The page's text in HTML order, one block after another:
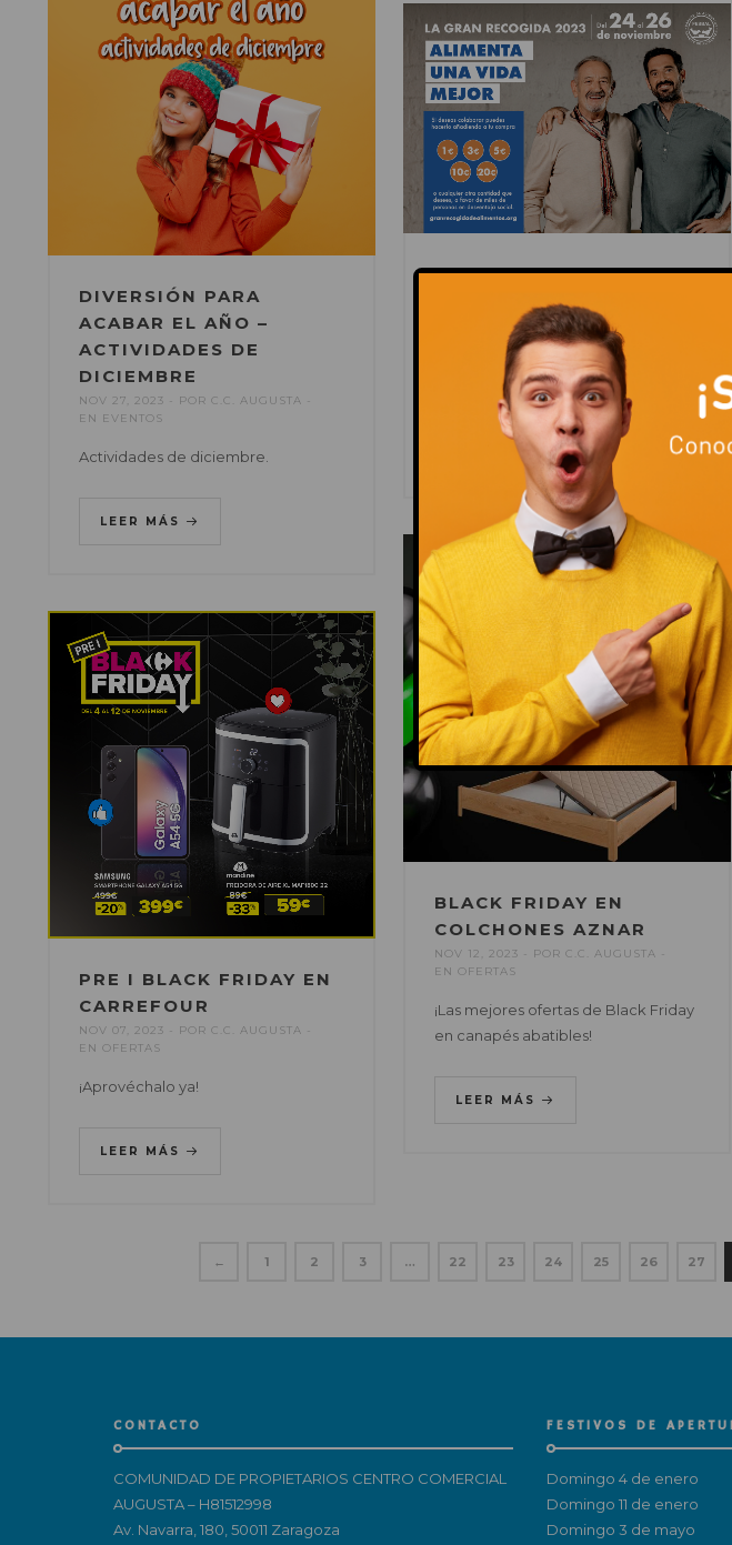
DIVERSIÓN PARA
ACABAR EL AÑO –
ACTIVIDADES DE
DICIEMBRE
NOV 27, 2023 POR C.C. AUGUSTA
EN EVENTOS
Actividades de diciembre.
LEER MÁS
GRAN RECOGIDA 2023
¡Tu pequeño gesto puede hacer una
gran diferencia!
LEER MÁS
BLACK FRIDAY EN
COLCHONES AZNAR
NOV 12, 2023 POR C.C. AUGUSTA
EN OFERTAS
¡Las mejores ofertas de Black Friday
en canapés abatibles!
LEER MÁS
PRE I BLACK FRIDAY EN
CARREFOUR
NOV 07, 2023 POR C.C. AUGUSTA
EN OFERTAS
¡Aprovéchalo ya!
LEER MÁS
← 1 2 3 … 22 23 24 25 26 27
CONTACTO
COMUNIDAD DE PROPIETARIOS CENTRO COMERCIAL
AUGUSTA – H81512998
Av. Navarra, 180, 50011 Zaragoza
FESTIVOS DE
Domingo 4 de enero
Domingo 11 de enero
Domingo 3 de mayo
This